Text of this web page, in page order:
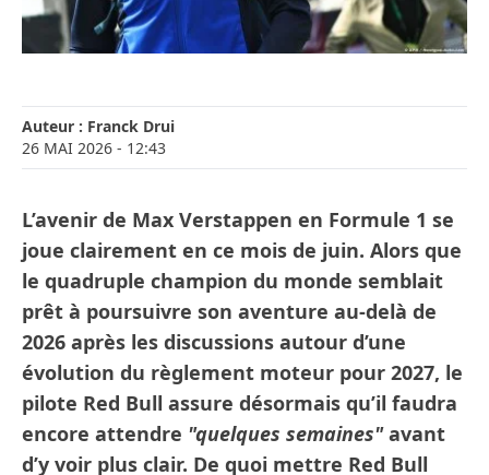
Auteur : Franck Drui
26 MAI 2026 - 12:43
L’avenir de Max Verstappen en Formule 1 se
joue clairement en ce mois de juin. Alors que
le quadruple champion du monde semblait
prêt à poursuivre son aventure au-delà de
2026 après les discussions autour d’une
évolution du règlement moteur pour 2027, le
pilote Red Bull assure désormais qu’il faudra
encore attendre "quelques semaines"avant
d’y voir plus clair. De quoi mettre Red Bull